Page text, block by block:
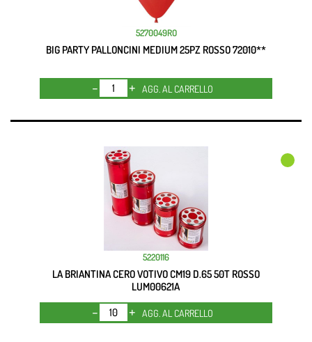
5270049RO
BIG PARTY PALLONCINI MEDIUM 25PZ ROSSO 72010**
Quantità
AGG. AL CARRELLO
5220116
LA BRIANTINA CERO VOTIVO CM19 D.65 50T ROSSO
LUM00621A
Quantità
AGG. AL CARRELLO